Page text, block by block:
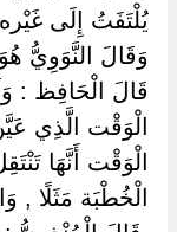
يُلْتَفَتُ إِلَى
وَقَالَ النَّوَوِيُّ
قَالَ الْحَافِظ :
الْوَقْت الَّذِي
الْوَقْت أَنَّهَا
الْخُطْبَة مَثَلًا ,